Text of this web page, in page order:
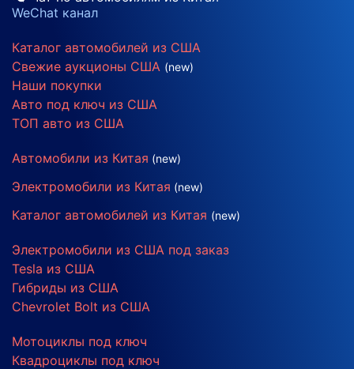
WeChat канал
Каталог автомобилей из США
Свежие аукционы США (new)
Наши покупки
Авто под ключ из США
ТОП авто из США
Автомобили из Китая (new)
Электромобили из Китая (new)
Каталог автомобилей из Китая (new)
Электромобили из США под заказ
Tesla из США
Гибриды из США
Chevrolet Bolt из США
Мотоциклы под ключ
Квадроциклы под ключ